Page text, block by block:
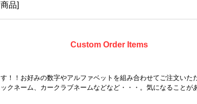
品]
Custom Order Items
！！お好みの数字やアルファベットを組み合わせてご注文いた
クネーム、カークラブネームなどなど・・・。気になることが